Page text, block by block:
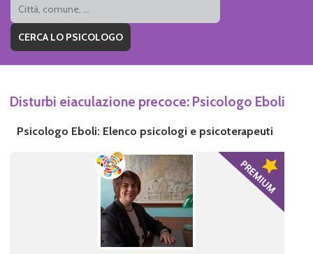
Disturbi eiaculazione precoce: Psicologo Eboli
Psicologo Eboli: Elenco psicologi e psicoterapeuti